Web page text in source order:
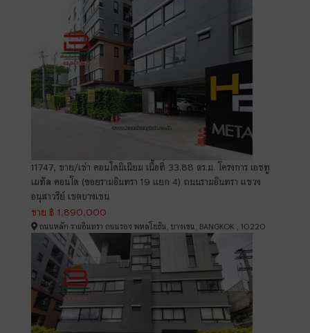
11747, ขาย/เช่า คอนโดมิเนียม เนื้อที่ 33.88 ตร.ม. โครงการ เอชทู
เมทัล คอนโด (ซอยรามอินทรา 19 เเยก 4) ถนนรามอินทรา แขวง
อนุสาวรีย์ เขตบางเขน
ขาย ฿ 1,890,000
ถนนหลัก รามอินทรา ถนนรอง พหลโยธิน, บางเขน, BANGKOK , 10220